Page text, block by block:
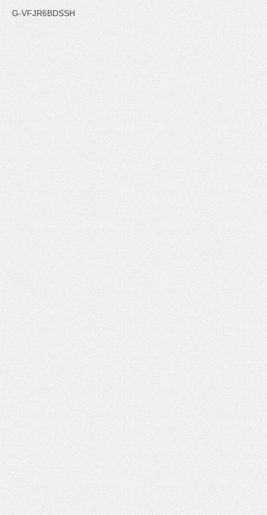
G-VFJR6BDSSH